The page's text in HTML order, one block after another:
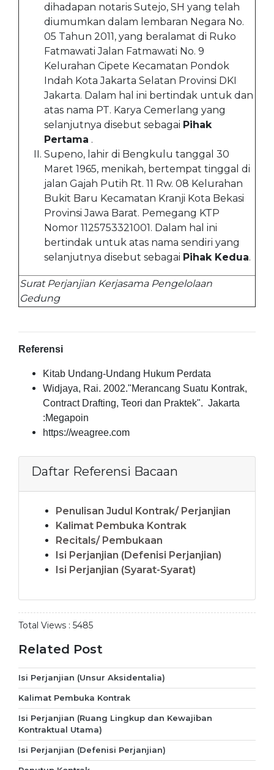
dihadapan notaris Sutejo, SH yang telah
diumumkan dalam lembaran Negara No.
05 Tahun 2011, yang beralamat di Ruko
Fatmawati Jalan Fatmawati No. 9
Kelurahan Cipete Kecamatan Pondok
Indah Kota Jakarta Selatan Provinsi DKI
Jakarta. Dalam hal ini bertindak untuk dan
atas nama PT. Karya Cemerlang yang
selanjutnya disebut sebagai Pihak
Pertama .
Supeno, lahir di Bengkulu tanggal 30
Maret 1965, menikah, bertempat tinggal di
jalan Gajah Putih Rt. 11 Rw. 08 Kelurahan
Bukit Baru Kecamatan Kranji Kota Bekasi
Provinsi Jawa Barat. Pemegang KTP
Nomor 1125753321001. Dalam hal ini
bertindak untuk atas nama sendiri yang
selanjutnya disebut sebagai Pihak Kedua.
Surat Perjanjian Kerjasama Pengelolaan
Gedung
Referensi
Kitab Undang-Undang Hukum Perdata
Widjaya, Rai. 2002."Merancang Suatu Kontrak,
Contract Drafting, Teori dan Praktek". Jakarta
:Megapoin
https://weagree.com
Daftar Referensi Bacaan
Penulisan Judul Kontrak/ Perjanjian
Kalimat Pembuka Kontrak
Recitals/ Pembukaan
Isi Perjanjian (Defenisi Perjanjian)
Isi Perjanjian (Syarat-Syarat)
Total Views : 5485
Related Post
Isi Perjanjian (Unsur Aksidentalia)
Kalimat Pembuka Kontrak
Isi Perjanjian (Ruang Lingkup dan Kewajiban
Kontraktual Utama)
Isi Perjanjian (Defenisi Perjanjian)